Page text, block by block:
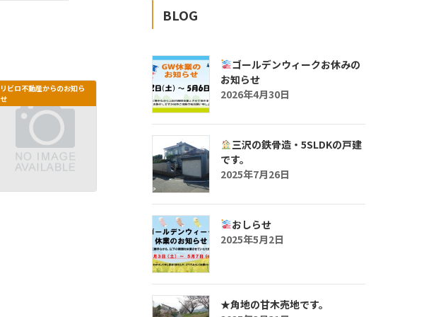
リビロ不動産からのお知ら
せ
BLOG
ゴールデンウィークお休みの
お知らせ
2026年4月30日
三沢の鉄骨造・5SLDKの戸建
です。
2025年7月26日
おしらせ
2025年5月2日
★角地の甘木売地です。